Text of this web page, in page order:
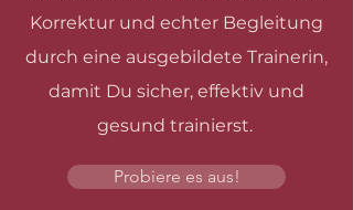
Korrektur und echter Begleitung
durch eine ausgebildete Trainerin,
damit Du sicher, effektiv und
gesund trainierst.
Probiere es aus!